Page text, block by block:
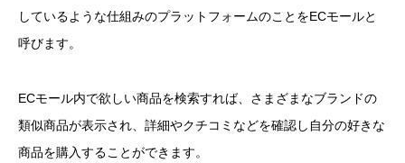
しているような仕組みのプラットフォームのことをECモールと
呼びます。
ECモール内で欲しい商品を検索すれば、さまざまなブランドの
類似商品が表示され、詳細やクチコミなどを確認し自分の好きな
商品を購入することができます。